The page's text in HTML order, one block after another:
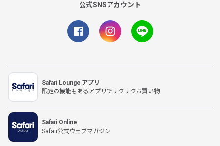
公式SNSアカウント
Safari Lounge アプリ
限定の機能もあるアプリでサクサクお買い物
Safari Online
Safari公式ウェブマガジン